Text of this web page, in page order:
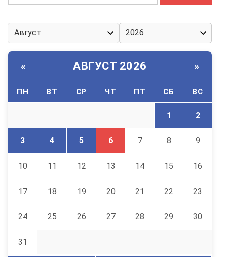
« АВГУСТ 2026 »
ПН ВТ СР ЧТ ПТ СБ ВС
1 2
3 4 5 6 7 8 9
10 11 12 13 14 15 16
17 18 19 20 21 22 23
24 25 26 27 28 29 30
31